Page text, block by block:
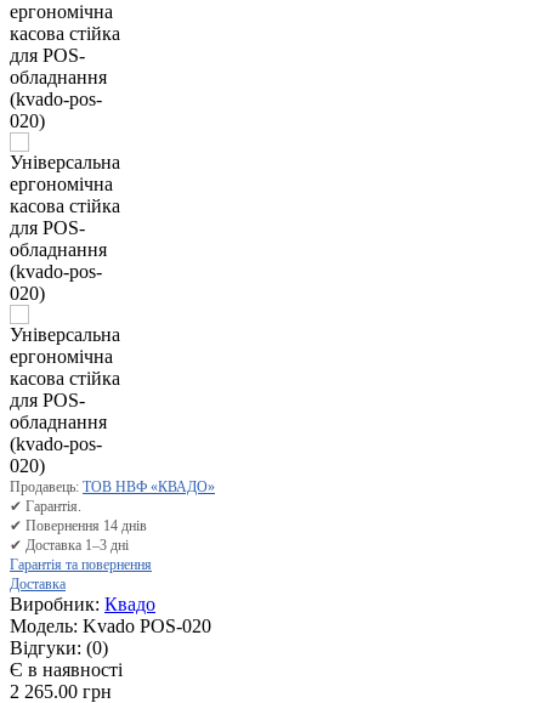
Продавець: ТОВ НВФ «КВАДО»
✔ Гарантія.
✔ Повернення 14 днів
✔ Доставка 1–3 дні
Гарантія та повернення
Доставка
Виробник: Квадо
Модель: Kvado POS-020
Відгуки: (0)
Є в наявності
2 265.00 грн